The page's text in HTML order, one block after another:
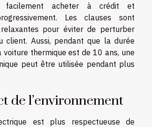
facilement acheter à crédit et
Les clauses sont
pour éviter de perturber
client. Aussi, pendant que la durée
voiture thermique est de 10 ans, une
peut être utilisée pendant plus
de l’environnement
est plus respectueuse de